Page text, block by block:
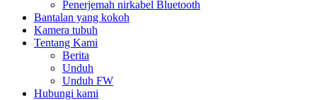
Penerjemah nirkabel Bluetooth
Bantalan yang kokoh
Kamera tubuh
Tentang Kami
Berita
Unduh
Unduh FW
Hubungi kami